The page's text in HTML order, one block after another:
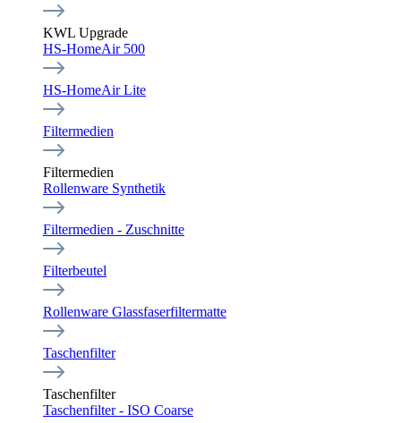
KWL Upgrade
HS-HomeAir 500
HS-HomeAir Lite
Filtermedien
Filtermedien
Rollenware Synthetik
Filtermedien - Zuschnitte
Filterbeutel
Rollenware Glassfaserfiltermatte
Taschenfilter
Taschenfilter
Taschenfilter - ISO Coarse